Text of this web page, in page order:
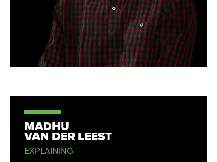
MADHU
VAN DER LEEST
EXPLAINING